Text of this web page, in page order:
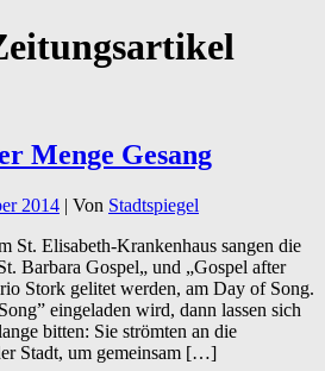
Menge Gesang
2014 | Von Stadtspiegel
St. Elisabeth-Krankenhaus sangen die
Barbara Gospel„ und „Gospel after
Stork gelitet werden, am Day of Song.
eingeladen wird, dann lassen sich
bitten: Sie strömten an die
Stadt, um gemeinsam […]